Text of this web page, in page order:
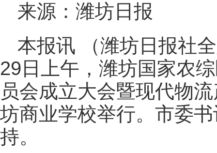
来源：潍坊日报
本报讯 （潍坊日报社
29日上午，潍坊国家农
员会成立大会暨现代物
坊商业学校举行。市委
持。